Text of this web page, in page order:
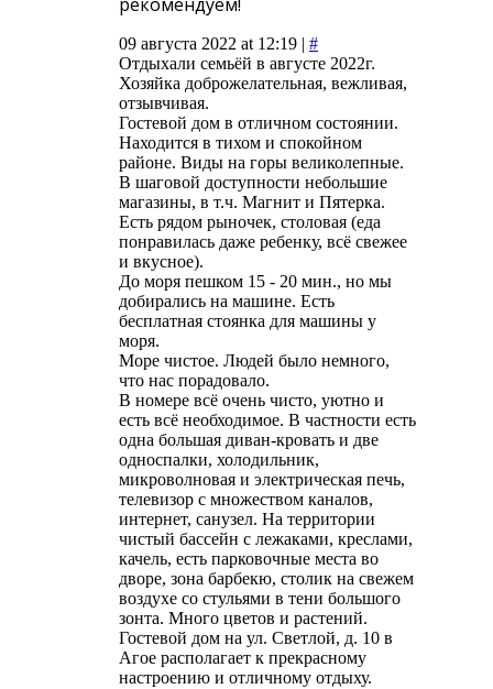
09 августа 2022 at 12:19 | #
Отдыхали семьёй в августе 2022г.
Хозяйка доброжелательная, вежливая,
отзывчивая.
Гостевой дом в отличном состоянии.
Находится в тихом и спокойном
районе. Виды на горы великолепные.
В шаговой доступности небольшие
магазины, в т.ч. Магнит и Пятерка.
Есть рядом рыночек, столовая (еда
понравилась даже ребенку, всё свежее
и вкусное).
До моря пешком 15 - 20 мин., но мы
добирались на машине. Есть
бесплатная стоянка для машины у
моря.
Море чистое. Людей было немного,
что нас порадовало.
В номере всё очень чисто, уютно и
есть всё необходимое. В частности есть
одна большая диван-кровать и две
односпалки, холодильник,
микроволновая и электрическая печь,
телевизор с множеством каналов,
интернет, санузел. На территории
чистый бассейн с лежаками, креслами,
качель, есть парковочные места во
дворе, зона барбекю, столик на свежем
воздухе со стульями в тени большого
зонта. Много цветов и растений.
Гостевой дом на ул. Светлой, д. 10 в
Агое располагает к прекрасному
настроению и отличному отдыху.